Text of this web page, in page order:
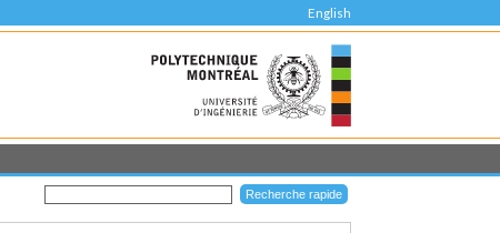
English